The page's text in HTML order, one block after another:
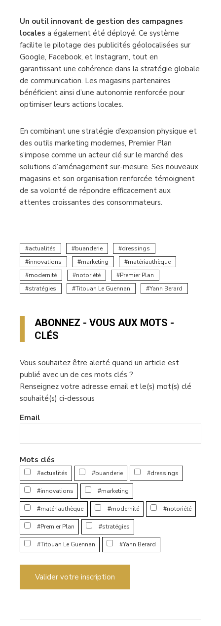
Un outil innovant de gestion des campagnes
locales a également été déployé. Ce système
facilite le pilotage des publicités géolocalisées sur
Google, Facebook, et Instagram, tout en
garantissant une cohérence dans la stratégie globale
de communication. Les magasins partenaires
bénéficient ainsi d’une autonomie renforcée pour
optimiser leurs actions locales.
En combinant une stratégie d’expansion physique et
des outils marketing modernes, Premier Plan
s’impose comme un acteur clé sur le marché des
solutions d’aménagement sur-mesure. Ses nouveaux
magasins et son organisation renforcée témoignent
de sa volonté de répondre efficacement aux
attentes croissantes des consommateurs.
actualités buanderie
dressings
innovations
marketing
matériauthèque
modernité
notoriété
Premier Plan
stratégies
Titouan Le Guennan Yann Berard
ABONNEZ - VOUS AUX MOTS -
CLÉS
Vous souhaitez être alerté quand un article est
publié avec un de ces mots clés ?
Renseignez votre adresse email et le(s) mot(s) clé
souhaité(s) ci-dessous
Email
Mots clés
#actualités #buanderie #dressings
#innovations #marketing
#matériauthèque #modernité #notoriété
#Premier Plan #stratégies
#Titouan Le Guennan #Yann Berard
Valider votre inscription